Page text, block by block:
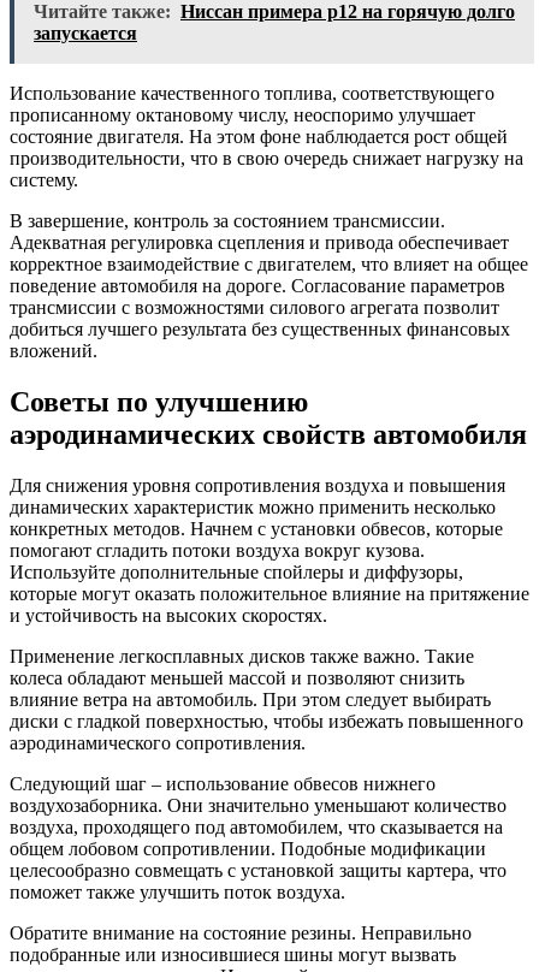
Читайте также: Ниссан примера р12 на горячую долго
запускается
Использование качественного топлива, соответствующего
прописанному октановому числу, неоспоримо улучшает
состояние двигателя. На этом фоне наблюдается рост общей
производительности, что в свою очередь снижает нагрузку на
систему.
В завершение, контроль за состоянием трансмиссии.
Адекватная регулировка сцепления и привода обеспечивает
корректное взаимодействие с двигателем, что влияет на общее
поведение автомобиля на дороге. Согласование параметров
трансмиссии с возможностями силового агрегата позволит
добиться лучшего результата без существенных финансовых
вложений.
Советы по улучшению
аэродинамических свойств автомобиля
Для снижения уровня сопротивления воздуха и повышения
динамических характеристик можно применить несколько
конкретных методов. Начнем с установки обвесов, которые
помогают сгладить потоки воздуха вокруг кузова.
Используйте дополнительные спойлеры и диффузоры,
которые могут оказать положительное влияние на притяжение
и устойчивость на высоких скоростях.
Применение легкосплавных дисков также важно. Такие
колеса обладают меньшей массой и позволяют снизить
влияние ветра на автомобиль. При этом следует выбирать
диски с гладкой поверхностью, чтобы избежать повышенного
аэродинамического сопротивления.
Следующий шаг – использование обвесов нижнего
воздухозаборника. Они значительно уменьшают количество
воздуха, проходящего под автомобилем, что сказывается на
общем лобовом сопротивлении. Подобные модификации
целесообразно совмещать с установкой защиты картера, что
поможет также улучшить поток воздуха.
Обратите внимание на состояние резины. Неправильно
подобранные или износившиеся шины могут вызвать